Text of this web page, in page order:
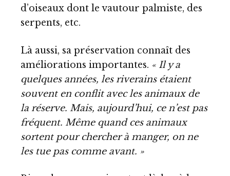
d’oiseaux dont le vautour palmiste, des
serpents, etc.
Là aussi, sa préservation connaît des
améliorations importantes. « Il y a
quelques années, les riverains étaient
souvent en conflit avec les animaux de
la réserve. Mais, aujourd’hui, ce n’est pas
fréquent. Même quand ces animaux
sortent pour chercher à manger, on ne
les tue pas comme avant. »